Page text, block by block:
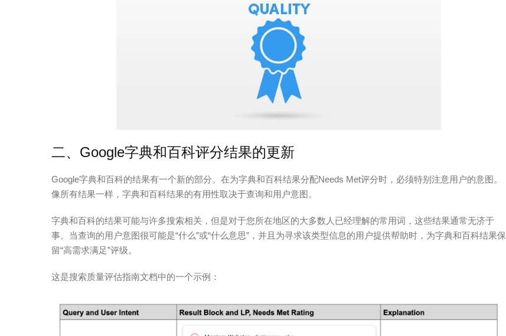
二、Google字典和百科评分结果的更新
Google字典和百科的结果有一个新的部分。在为字典和百科结果分配Needs Met评分时，必须特别注意用户的意图。
像所有结果一样，字典和百科结果的有用性取决于查询和用户意图。
字典和百科的结果可能与许多搜索相关，但是对于您所在地区的大多数人已经理解的常用词，这些结果通常无济于
事。当查询的用户意图很可能是“什么”或“什么意思”，并且为寻求该类型信息的用户提供帮助时，为字典和百科结果保
留“高需求满足”评级。
这是搜索质量评估指南文档中的一个示例：